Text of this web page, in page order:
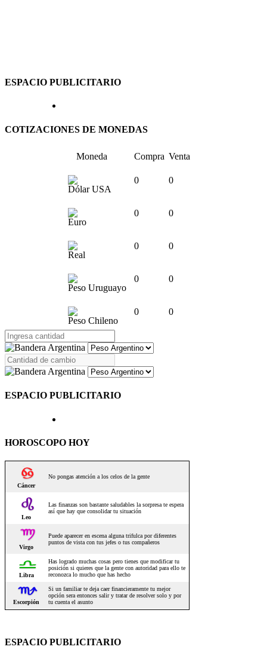
ESPACIO PUBLICITARIO
COTIZACIONES DE MONEDAS
Moneda Compra Venta
Dólar USA
0 0
Euro
0 0
Real
0 0
Peso Uruguayo
0 0
Peso Chileno
0 0
ESPACIO PUBLICITARIO
HOROSCOPO HOY
ESPACIO PUBLICITARIO